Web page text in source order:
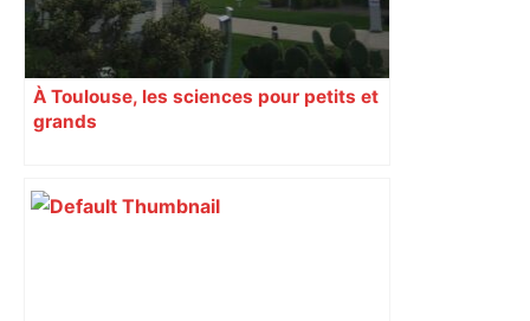
À Toulouse, les sciences pour petits et
grands